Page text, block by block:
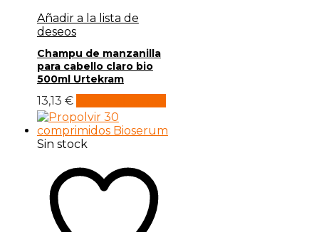
Añadir a la lista de
deseos
Champu de manzanilla
para cabello claro bio
500ml Urtekram
13,13 €
Sin stock